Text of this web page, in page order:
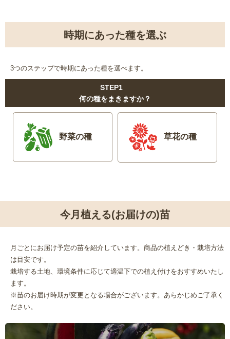
時期にあった種を選ぶ
3つのステップで時期にあった種を選べます。
STEP1
何の種をまきますか？
野菜の種 草花の種
今月植える(お届けの)苗
月ごとにお届け予定の苗を紹介しています。商品の植えどき・栽培方法
は目安です。
栽培する土地、環境条件に応じて適温下での植え付けをおすすめいたし
ます。
※苗のお届け時期が変更となる場合がございます。あらかじめご了承く
ださい。